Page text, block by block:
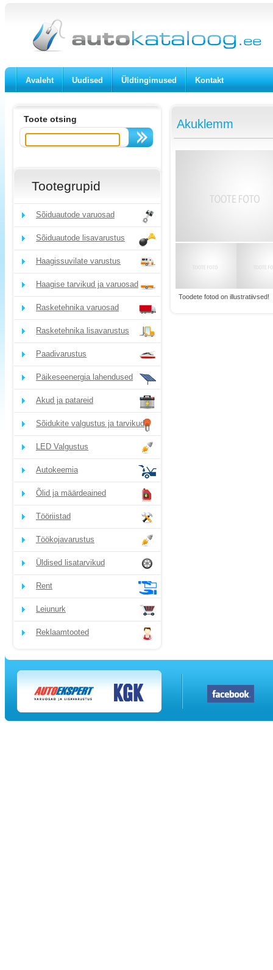
Avaleht Uudised Üldtingimused Kontakt
Toote otsing
Tootegrupid
Sõiduautode varuosad
Sõiduautode lisavarustus
Haagissuvilate varustus
Haagise tarvikud ja varuosad
Rasketehnika varuosad
Rasketehnika lisavarustus
Paadivarustus
Päikeseenergia lahendused
Akud ja patareid
Sõidukite valgustus ja tarvikud
LED Valgustus
Autokeemia
Õlid ja määrdeained
Tööriistad
Töökojavarustus
Üldised lisatarvikud
Rent
Leiunurk
Reklaamtooted
Akuklemm
Toodete fotod on illustratiivsed!